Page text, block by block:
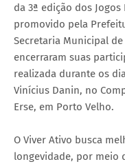
da 3ª edição dos Jogos
promovido pela
Secretaria Municipal de
encerraram suas
realizada durante os
Vinícius Danin, no
Erse, em Porto Velho.
O Viver Ativo busca
longevidade, por meio